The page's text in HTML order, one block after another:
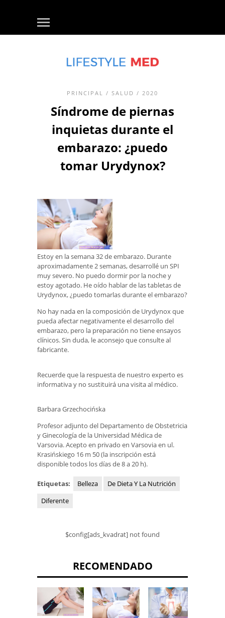
PRINCIPAL / SALUD / 2020
Síndrome de piernas
inquietas durante el
embarazo: ¿puedo
tomar Urydynox?
Estoy en la semana 32 de embarazo. Durante
aproximadamente 2 semanas, desarrollé un SPI
muy severo. No puedo dormir por la noche y
estoy agotado. He oído hablar de las tabletas de
Urydynox, ¿puedo tomarlas durante el embarazo?
No hay nada en la composición de Urydynox que
pueda afectar negativamente el desarrollo del
embarazo, pero la preparación no tiene ensayos
clínicos. Sin duda, le aconsejo que consulte al
fabricante.
Recuerde que la respuesta de nuestro experto es
informativa y no sustituirá una visita al médico.
Barbara Grzechocińska
Profesor adjunto del Departamento de Obstetricia
y Ginecología de la Universidad Médica de
Varsovia. Acepto en privado en Varsovia en ul.
Krasińskiego 16 m 50 (la inscripción está
disponible todos los días de 8 a 20 h).
Etiquetas: Belleza
De Dieta Y La Nutrición
Diferente
$config[ads_kvadrat] not found
RECOMENDADO